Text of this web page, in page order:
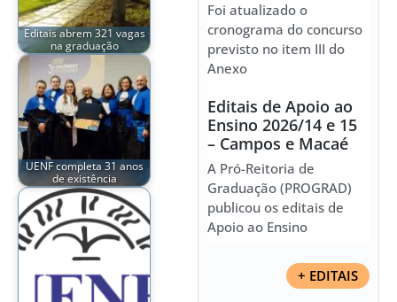
Editais abrem 321 vagas
na graduação
UENF completa 31 anos
de existência
Foi atualizado o
cronograma do concurso
previsto no item III do
Anexo
Editais de Apoio ao
Ensino 2026/14 e 15
– Campos e Macaé
A Pró-Reitoria de
Graduação (PROGRAD)
publicou os editais de
Apoio ao Ensino
+ EDITAIS